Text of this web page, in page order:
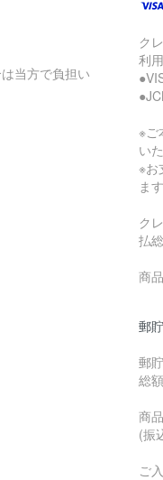
当方で負担い
ク
利
※ご
い
※お
ま
ク
払
商
郵
郵
総
商
(振
ご